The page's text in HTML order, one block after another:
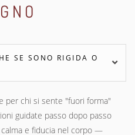
SE SONO RIGIDA O
per chi si sente "fuori forma"
guidate passo dopo passo
e fiducia nel corpo —